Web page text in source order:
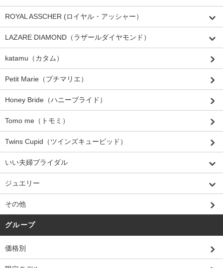
ROYAL ASSCHER (ロイヤル・アッシャー）
LAZARE DIAMOND（ラザールダイヤモンド）
katamu（カタム）
Petit Marie（プチマリエ）
Honey Bride（ハニーブライド）
Tomo me（トモミ）
Twins Cupid（ツインズキューピッド）
いい夫婦ブライダル
ジュエリー
その他
グループ
価格別